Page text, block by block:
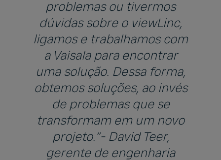
problemas ou tivermos
dúvidas sobre o viewLinc,
ligamos e trabalhamos com
a Vaisala para encontrar
uma solução. Dessa forma,
obtemos soluções, ao invés
de problemas que se
transformam em um novo
projeto.”- David Teer,
gerente de engenharia